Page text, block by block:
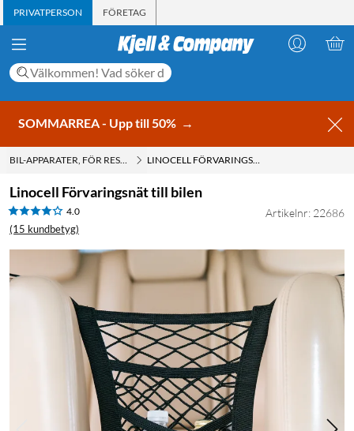
PRIVATPERSON FÖRETAG
SOMMARREA - Upp till 50% →
BIL-APPARATER, FÖR RESAN LINOCELL FÖRVARINGSNÄT TILL BILEN
Linocell Förvaringsnät till bilen
4.0
(15 kundbetyg)
Artikelnr: 22686